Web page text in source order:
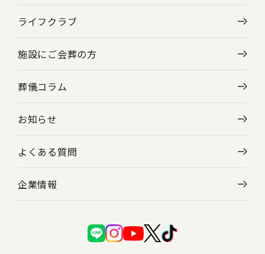
ライフクラブ
施設にご会葬の方
葬儀コラム
お知らせ
よくある質問
企業情報